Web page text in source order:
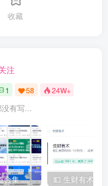
收藏
注
1 58 24W+
有写...
IT类所有渠道合集 持续日更，目前近四千多条资源 年费用户微信私信获取权限